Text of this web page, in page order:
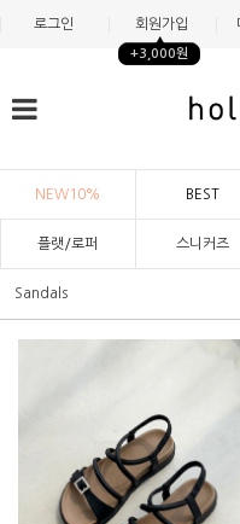
로그인 회원가입
+3,000원
NEW10% BEST
플랫/로퍼 스니커즈
Sandals